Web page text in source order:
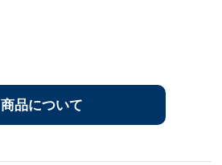
商品について